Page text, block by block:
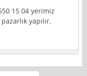
15 04 yerimiz
yapılır.